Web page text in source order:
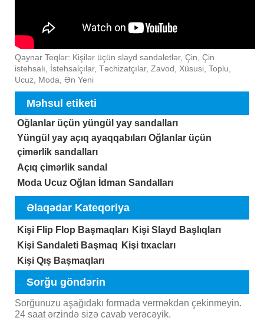
Qaynar Teqlər: Kişilər üçün slayd sandaletlər, Çin, Çin
istehsalı, İstehsalçılar, Təchizatçılar, Zavod, Xüsusi, Toplu,
Ucuz, Moda, Ən Yeni
Məhsul etiketi
Oğlanlar üçün yüngül yay sandalları
Yüngül yay açıq ayaqqabıları Oğlanlar üçün
çimərlik sandalları
Açıq çimərlik sandal
Moda Ucuz Oğlan İdman Sandalları
Əlaqədar Kateqoriya
Kişi Flip Flop Başmaqları Kişi Slayd Başlıqları
Kişi Sandaleti Başmaq Kişi tıxacları
Kişi Qış Başmaqları
Sorğu göndərin
Sorğunuzu aşağıdakı formada verməkdən çekinmeyin.
24 saat ərzində sizə cavab verəcəyik.